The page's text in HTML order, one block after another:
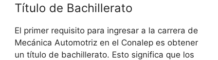
Título de Bachillerato
El primer requisito para ingresar a la carrera de
Mecánica Automotriz en el Conalep es obtener
un título de bachillerato. Esto significa que los